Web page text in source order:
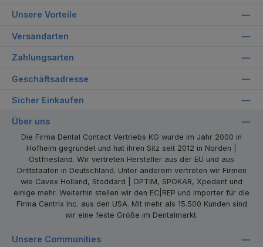
Unsere Vorteile
Versandarten
Zahlungsarten
Geschäftsadresse
Sicher Einkaufen
Über uns
Die Firma Dental Contact Vertriebs KG wurde im Jahr 2000 in
Hofheim gegründet und hat ihren Sitz seit 2012 in Norden |
Ostfriesland. Wir vertreten Hersteller aus der EU und aus
Drittstaaten in Deutschland. Unter anderem vertreten wir Firmen
wie Cavex Holland, Stoddard | OPTIM, SPOKAR, Xpedent und
einige mehr. Weiterhin stellen wir den EC|REP und Importer für die
Firma Centrix Inc. aus den USA. Mit mehr als 15.500 Kunden sind
wir eine feste Größe im Dentalmarkt.
Unsere Communities